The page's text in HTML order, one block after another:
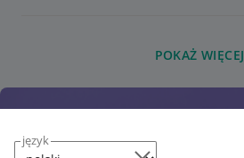
język
POKAŻ WIĘCEJ